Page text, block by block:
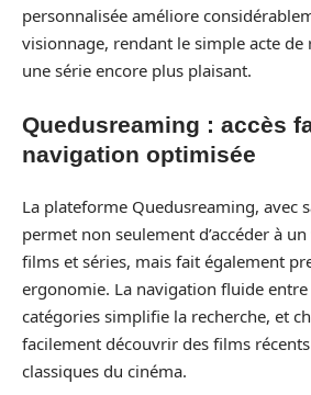
personnalisée améliore
visionnage, rendant le simple acte
une série encore plus plaisant.
Quedusreaming : accès
navigation optimisée
La plateforme Quedusreaming, avec
permet non seulement d’accéder à
films et séries, mais fait également
ergonomie. La navigation fluide
catégories simplifie la recherche, et
facilement découvrir des films
classiques du cinéma.